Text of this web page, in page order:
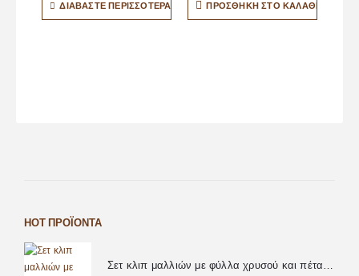
ΔΙΑΒΆΣΤΕ ΠΕΡΙΣΣΌΤΕΡΑ ΠΡΟΣΘΉΚΗ ΣΤΟ ΚΑΛΆΘΙ
HOT ΠΡΟΪΌΝΤΑ
Σετ κλιπ μαλλιών με φύλλα χρυσού και πέταλα λουλουδιών